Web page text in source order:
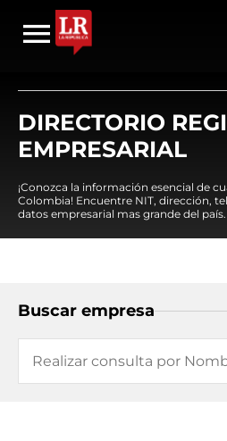
DIRECTORIO
EMPRESARIAL
¡Conozca la información esencial de
Colombia! Encuentre NIT, dirección,
datos empresarial mas grande del país.
Buscar empresa